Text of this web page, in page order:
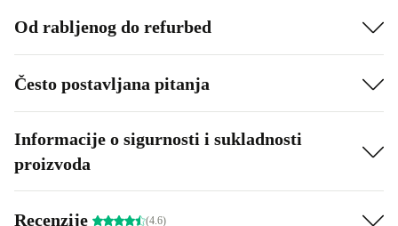
Od rabljenog do refurbed
Često postavljana pitanja
Informacije o sigurnosti i sukladnosti
proizvoda
Recenzije (4.6)